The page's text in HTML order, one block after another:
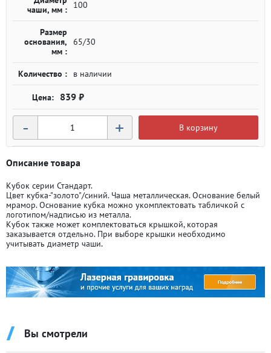
чаши, мм :
100
Размер
основания,
мм :
65/30
Количество : в наличии
839 ₽
- + В корзину
Описание товара
Кубок серии Стандарт.
Цвет кубка-"золото"/синий. Чаша металлическая. Основание белый
мрамор. Основание кубка можно укомплектовать табличкой с
логотипом/надписью из металла.
Кубок также может комплектоваться крышкой, которая
заказывается отдельно. При выборе крышки необходимо
учитывать диаметр чаши.
Вы смотрели